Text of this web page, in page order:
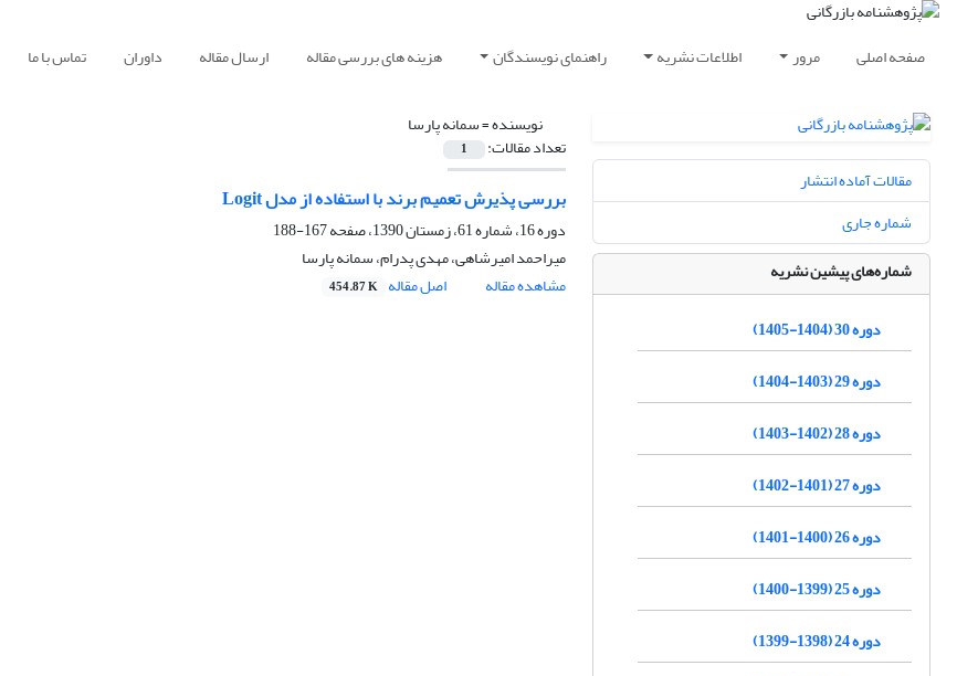
صفحه اصلی مرور اطلاعات نشریه راهنمای نویسندگان هزینه های بررسی مقاله ارسال مقاله داوران تماس با ما
نویسنده =سمانه پارسا
تعداد مقالات: 1
بررسی پذیرش تعمیم برند با استفاده از مدل Logit
دوره 16، شماره 61، زمستان 1390، صفحه
167-188
میراحمد امیرشاهی، مهدی پدرام، سمانه پارسا
مشاهده مقاله
اصل مقاله 454.87 K
مقالات آماده انتشار
شماره جاری
شماره‌های پیشین نشریه
دوره 30 (1404-1405)
دوره 29 (1403-1404)
دوره 28 (1402-1403)
دوره 27 (1401-1402)
دوره 26 (1400-1401)
دوره 25 (1399-1400)
دوره 24 (1398-1399)